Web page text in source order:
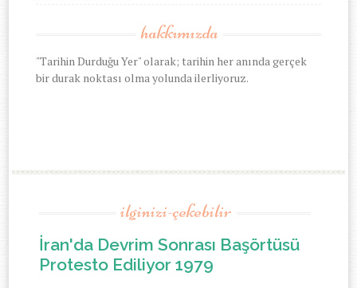
hakkımızda
"Tarihin Durduğu Yer" olarak; tarihin her anında gerçek
bir durak noktası olma yolunda ilerliyoruz.
ilginizi-çekebilir
İran'da Devrim Sonrası Başörtüsü
Protesto Ediliyor 1979